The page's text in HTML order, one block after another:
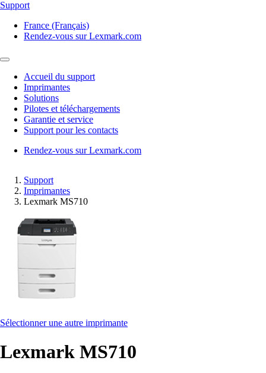
Support
France (Français)
Rendez-vous sur Lexmark.com
Accueil du support
Imprimantes
Solutions
Pilotes et téléchargements
Garantie et service
Support pour les contacts
Rendez-vous sur Lexmark.com
Support
Imprimantes
Lexmark MS710
Sélectionner une autre imprimante
Lexmark MS710